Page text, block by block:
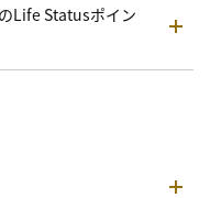
Life Statusポイン